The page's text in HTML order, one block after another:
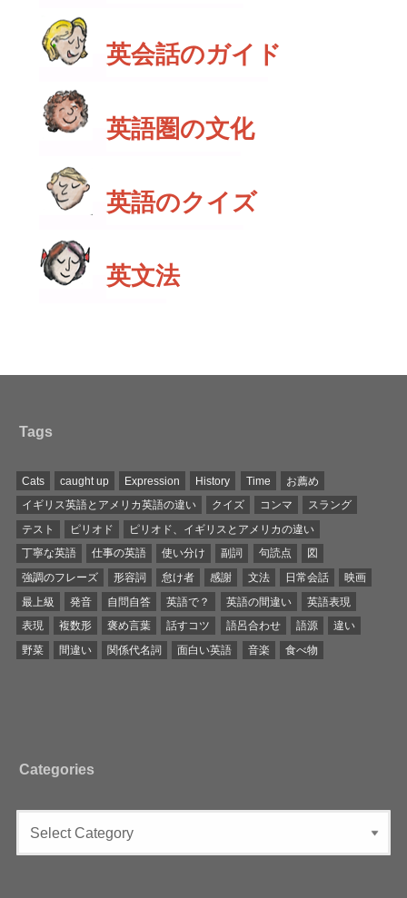
英会話のガイド
英語圏の文化
英語のクイズ
英文法
Tags
Cats caught up Expression History Time
お薦め
イギリス英語とアメリカ英語の違い
クイズ コンマ
スラング
テスト
ピリオド
ピリオド、イギリスとアメリカの違い
丁寧な英語
仕事の英語 使い分け 副詞 句読点
図
強調のフレーズ
形容詞 怠け者 感謝 文法 日常会話
映画
最上級
発音 自問自答 英語で？ 英語の間違い
英語表現
表現
複数形 褒め言葉 話すコツ 語呂合わせ 語源
違い
野菜
間違い 関係代名詞 面白い英語 音楽 食べ物
Categories